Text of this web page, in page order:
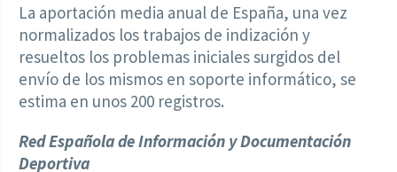
La aportación media anual de España, una vez
normalizados los trabajos de indización y
resueltos los problemas iniciales surgidos del
envío de los mismos en soporte informático, se
estima en unos 200 registros.
Red Española de Información y Documentación
Deportiva